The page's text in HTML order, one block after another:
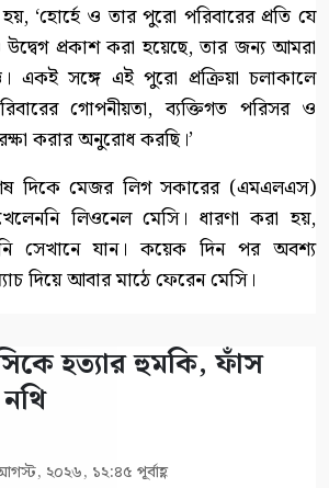
‘হোর্হে ও তার পুরো পরিবারের প্রতি যে
প্রকাশ করা হয়েছে, তার জন্য আমরা
একই সঙ্গে এই পুরো প্রক্রিয়া চলাকালে
গোপনীয়তা, ব্যক্তিগত পরিসর ও
করার অনুরোধ করছি।’
দিকে মেজর লিগ সকারের (এমএলএস)
লিওনেল মেসি। ধারণা করা হয়,
সেখানে যান। কয়েক দিন পর অবশ্য
দিয়ে আবার মাঠে ফেরেন মেসি।
হত্যার হুমকি, ফাঁস
২০২৬, ১২:৪৫ পূর্বাহ্ণ